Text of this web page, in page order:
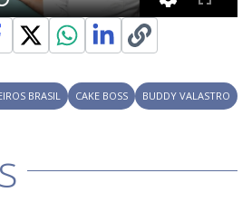
BRASIL CAKE BOSS BUDDY VALASTRO